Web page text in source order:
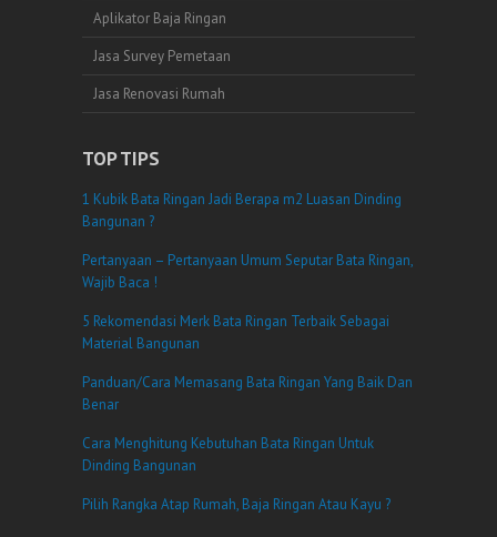
Aplikator Baja Ringan
Jasa Survey Pemetaan
Jasa Renovasi Rumah
TOP TIPS
1 Kubik Bata Ringan Jadi Berapa m2 Luasan Dinding
Bangunan ?
Pertanyaan – Pertanyaan Umum Seputar Bata Ringan,
Wajib Baca !
5 Rekomendasi Merk Bata Ringan Terbaik Sebagai
Material Bangunan
Panduan/Cara Memasang Bata Ringan Yang Baik Dan
Benar
Cara Menghitung Kebutuhan Bata Ringan Untuk
Dinding Bangunan
Pilih Rangka Atap Rumah, Baja Ringan Atau Kayu ?